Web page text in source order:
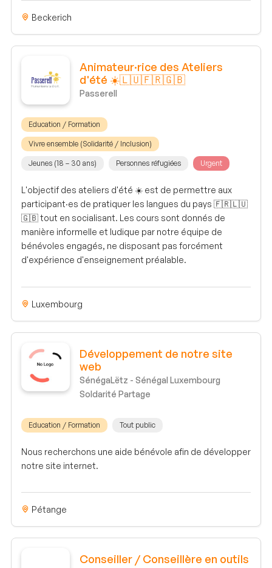
Beckerich
Animateur·rice des Ateliers
d'été ☀️🇱🇺🇫🇷🇬🇧
Passerell
Education / Formation
Vivre ensemble (Solidarité / Inclusion)
Jeunes (18 – 30 ans) Personnes réfugiées Urgent
L'objectif des ateliers d'été ☀️ est de permettre aux
participant·es de pratiquer les langues du pays 🇫🇷🇱🇺
🇬🇧 tout en socialisant. Les cours sont donnés de
manière informelle et ludique par notre équipe de
bénévoles engagés, ne disposant pas forcément
d'expérience d'enseignement préalable.
Luxembourg
Développement de notre site
web
SénégaLëtz - Sénégal Luxembourg
Soldarité Partage
Education / Formation Tout public
Nous recherchons une aide bénévole afin de développer
notre site internet.
Pétange
Conseiller / Conseillère en outils